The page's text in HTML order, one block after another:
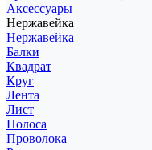
Аксессуары
Нержавейка
Нержавейка
Балки
Квадрат
Круг
Лента
Лист
Полоса
Проволока